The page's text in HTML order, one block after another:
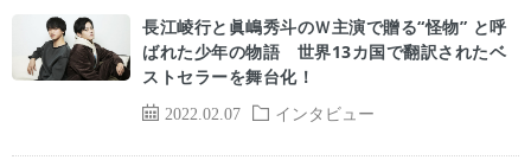
2022.02.07 インタビュー
長江崚行と眞嶋秀⽃のＷ主演で贈る“怪物” と呼
ばれた少年の物語 世界13カ国で翻訳されたベ
ストセラーを舞台化！